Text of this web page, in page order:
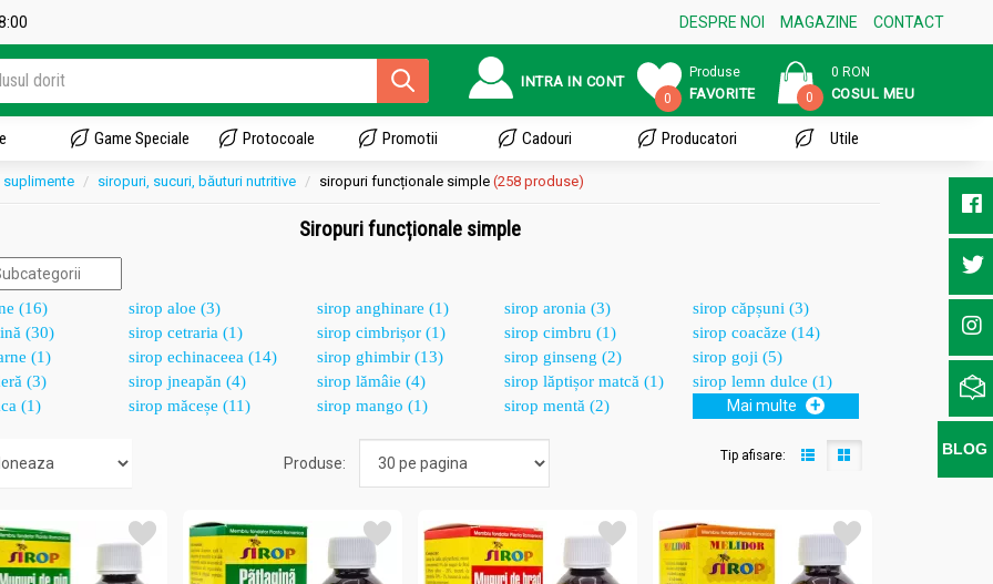
DESPRE NOI MAGAZINE CONTACT
INTRA IN CONT
0
Produse
FAVORITE 0
0 RON
COSUL MEU
Game Speciale Protocoale Promotii Cadouri Producatori Utile
suplimente siropuri, sucuri, băuturi nutritive siropuri funcționale simple (258 produse)
Siropuri funcționale simple
(16) sirop aloe (3) sirop anghinare (1) sirop aronia (3)
sirop căpșuni (3)
(30)
sirop cetraria (1) sirop cimbrișor (1) sirop cimbru (1)
sirop coacăze (14)
(1)
sirop echinaceea (14) sirop ghimbir (13) sirop ginseng (2)
sirop goji (5)
(3)
sirop jneapăn (4) sirop lămâie (4) sirop lăptișor matcă (1)
sirop lemn dulce (1)
(1)
sirop măceșe (11) sirop mango (1) sirop mentă (2) Mai multe +
Produse: Tip afisare: BLOG